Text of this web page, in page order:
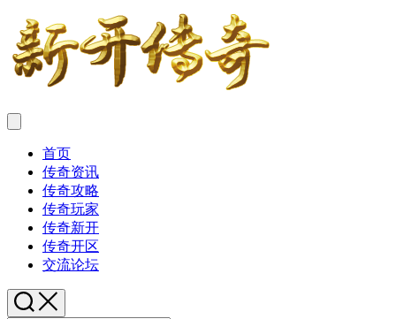
首页
传奇资讯
传奇攻略
传奇玩家
传奇新开
传奇开区
交流论坛